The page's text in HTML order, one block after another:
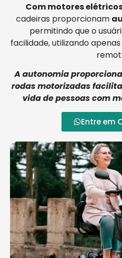
Com motores
cadeiras proporcionam
permitindo que o
facilidade, utilizando
A autonomia
rodas motorizadas
vida de pessoas com
Entre em